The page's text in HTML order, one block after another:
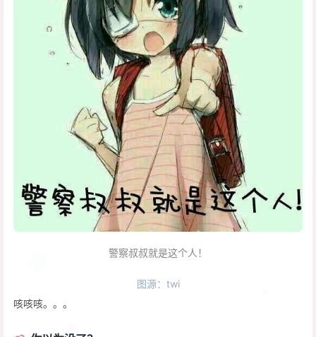
警察叔叔就是这个人！
图源：twi
咳咳咳。。。